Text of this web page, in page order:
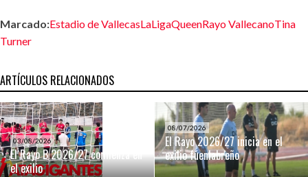
Marcado:Estadio de VallecasLaLigaQueenRayo VallecanoTina
Turner
ARTÍCULOS RELACIONADOS
03/08/2026
El Rayo B 2026/27 comienza en
el exilio
08/07/2026
El Rayo 2026/27 inicia en el
exilio fuenlabreño